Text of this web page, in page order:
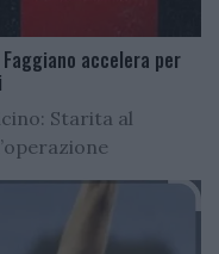
accelera per
Starita al